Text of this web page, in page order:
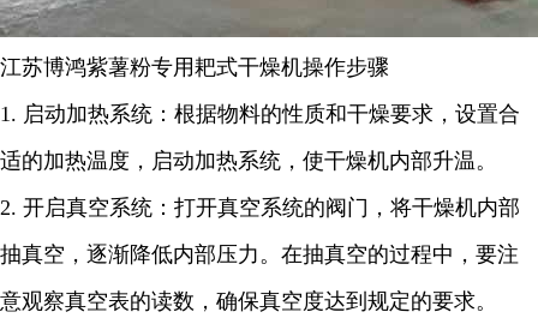
江苏博鸿紫薯粉专用耙式干燥机操作步骤
1. 启动加热系统：根据物料的性质和干燥要求，设置合
适的加热温度，启动加热系统，使干燥机内部升温。
2. 开启真空系统：打开真空系统的阀门，将干燥机内部
抽真空，逐渐降低内部压力。在抽真空的过程中，要注
意观察真空表的读数，确保真空度达到规定的要求。